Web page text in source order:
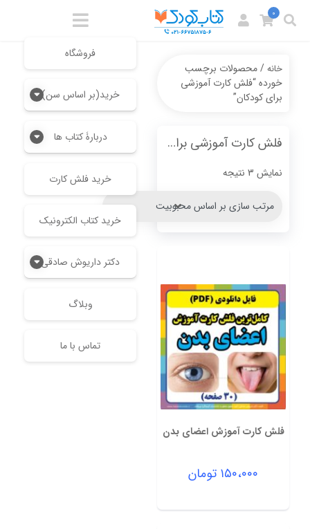
فروشگاه
خرید(بر اساس سن)
دربارۀ کتاب ها
خرید فلش کارت
خرید کتاب الکترونیک
دکتر داریوش صادقی
وبلاگ
تماس با ما
0
خانه/ محصولات برچسب
خورده “فلش کارت آموزشی
برای کودکان”
فلش کارت آموزشی برای کودکان
نمایش 3 نتیجه
Sorted
popularity
فلش کارت آموزش اعضای بدن
۱۵۰،۰۰۰ تومان